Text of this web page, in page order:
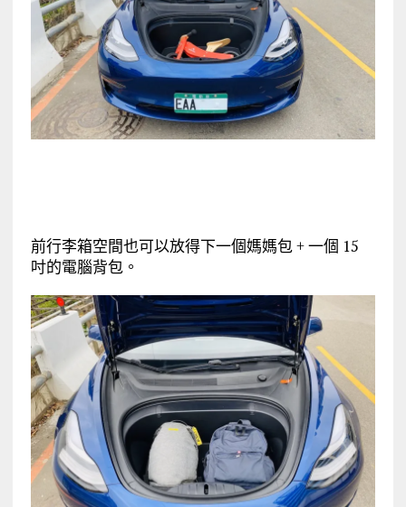
前行李箱空間也可以放得下一個媽媽包 + 一個 15
吋的電腦背包。